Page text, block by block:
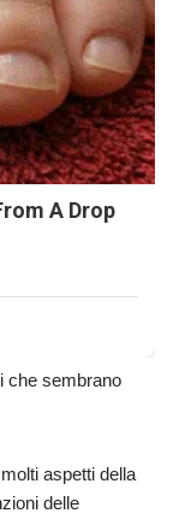
A Drop
che sembrano
aspetti della
delle